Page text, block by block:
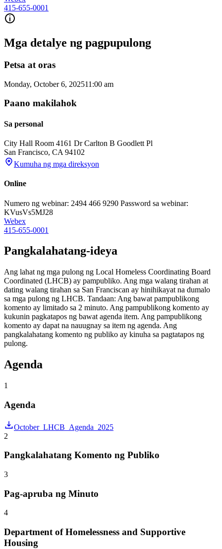
415-655-0001
Mga detalye ng pagpupulong
Petsa at oras
Monday, October 6, 202511:00 am
Paano makilahok
Sa personal
City Hall Room 4161 Dr Carlton B Goodlett Pl
San Francisco, CA 94102
Kumuha ng mga direksyon
Online
Numero ng webinar: 2494 466 9290 Password sa webinar:
KVusVs5MJ28
Webex
415-655-0001
Pangkalahatang-ideya
Ang lahat ng mga pulong ng Local Homeless Coordinating Board
Coordinated (LHCB) ay pampubliko. Ang mga walang tirahan at
dating walang tirahan sa San Franciscan ay hinihikayat na dumalo
sa mga pulong ng LHCB. Tandaan: Ang bawat pampublikong
komento ay limitado sa 2 minuto. Ang pampublikong komento ay
kukunin pagkatapos ng bawat agenda item. Ang pampublikong
komento ay dapat na nauugnay sa item ng agenda. Ang
pangkalahatang komento ng publiko ay kinuha sa pagtatapos ng
pulong.
Agenda
1
Agenda
October_LHCB_Agenda_2025
2
Pangkalahatang Komento ng Publiko
3
Pag-apruba ng Minuto
4
Department of Homelessness and Supportive
Housing